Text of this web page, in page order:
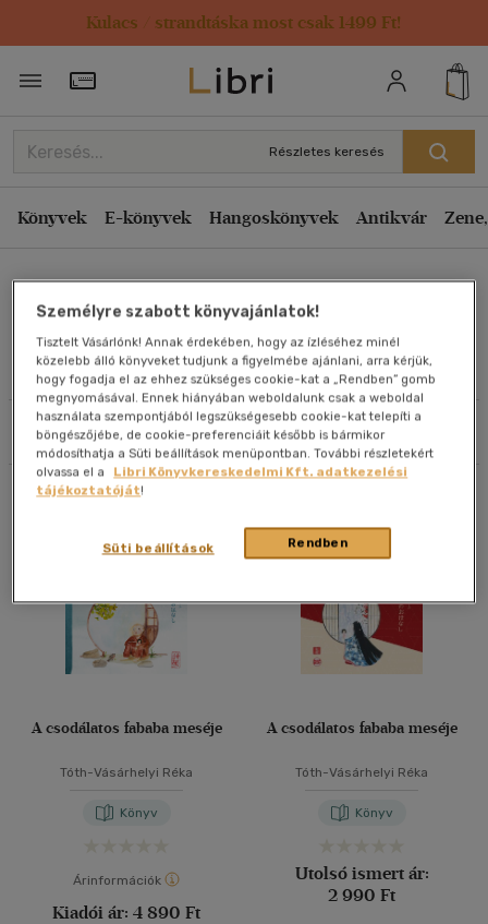
Kulacs / strandtáska most csak 1499 Ft!
Törzsvásárlói Kártya adatai
Részletes keresés
Könyvek E-könyvek Hangoskönyvek Antikvár
Tóth-Vásárhelyi Réka
Művei
Szűrés Rendezés
Rendezés
Kiadás éve szerint csökkenő
Ár szerint csökkenő
Eladott darabszám szerint csökkenő
Eladott darabszám szerint növekvő
Cím szerint A-Z
Szerző szerint A-Z
Megjelenítés
20 db / oldal
Alkalmaz
A csodálatos fababa meséje
Tóth-Vásárhelyi Réka
Könyv
Árinformációk
Kiadói ár: 4 890 Ft
A csodálatos fababa meséje
Tóth-Vásárhelyi Réka
Könyv
Utolsó ismert ár:
2 990 Ft
Személyre szabott könyvajánlatok!
Tisztelt Vásárlónk! Annak érdekében, hogy az ízléséhez minél
közelebb álló könyveket tudjunk a figyelmébe ajánlani, arra kérjük,
hogy fogadja el az ehhez szükséges cookie-kat a „Rendben” gomb
megnyomásával. Ennek hiányában weboldalunk csak a weboldal
használata szempontjából legszükségesebb cookie-kat telepíti a
böngészőjébe, de cookie-preferenciáit később is bármikor
módosíthatja a Süti beállítások menüpontban. További részletekért
olvassa el a
Libri Könyvkereskedelmi Kft. adatkezelési
tájékoztatóját!
Rendben
Süti beállítások